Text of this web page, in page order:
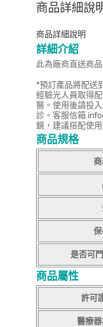
商品詳細說
商品詳細說明
詳細介紹
此為廠商直送商
*預訂產品將配送
經驗光人員取得
醫。使用後請投
診。客服信箱
鏡，建議搭配使
商品規格
是否可
商品屬性
許可
醫療